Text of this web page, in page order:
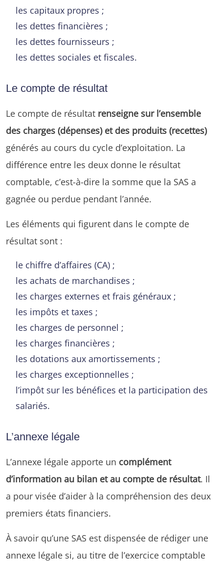
les capitaux propres ;
les dettes financières ;
les dettes fournisseurs ;
les dettes sociales et fiscales.
Le compte de résultat
Le compte de résultat renseigne sur l’ensemble
des charges (dépenses) et des produits (recettes)
générés au cours du cycle d’exploitation. La
différence entre les deux donne le résultat
comptable, c’est-à-dire la somme que la SAS a
gagnée ou perdue pendant l’année.
Les éléments qui figurent dans le compte de
résultat sont :
le chiffre d’affaires (CA) ;
les achats de marchandises ;
les charges externes et frais généraux ;
les impôts et taxes ;
les charges de personnel ;
les charges financières ;
les dotations aux amortissements ;
les charges exceptionnelles ;
l’impôt sur les bénéfices et la participation des
salariés.
L’annexe légale
L’annexe légale apporte un complément
d’information au bilan et au compte de résultat. Il
a pour visée d’aider à la compréhension des deux
premiers états financiers.
À savoir qu’une SAS est dispensée de rédiger une
annexe légale si, au titre de l’exercice comptable